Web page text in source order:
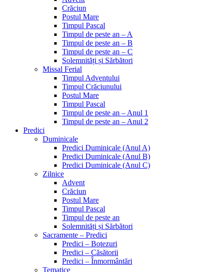
Crăciun
Postul Mare
Timpul Pascal
Timpul de peste an – A
Timpul de peste an – B
Timpul de peste an – C
Solemnități și Sărbători
Missal Ferial
Timpul Adventului
Timpul Crăciunului
Postul Mare
Timpul Pascal
Timpul de peste an – Anul 1
Timpul de peste an – Anul 2
Predici
Duminicale
Predici Duminicale (Anul A)
Predici Duminicale (Anul B)
Predici Duminicale (Anul C)
Zilnice
Advent
Crăciun
Postul Mare
Timpul Pascal
Timpul de peste an
Solemnități și Sărbători
Sacramente – Predici
Predici – Botezuri
Predici – Căsătorii
Predici – Înmormântări
Tematice